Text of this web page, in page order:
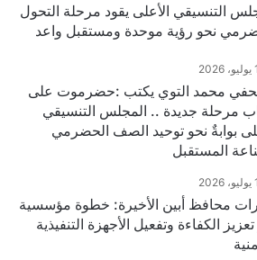
التنسيقي الأعلى يقود مرحلة التحول
نحو رؤية موحدة ومستقبل واعد
محمد التوي يكتب :حضرموت على
مرحلة جديدة .. المجلس التنسيقي
بوابةٌ نحو توحيد الصف الحضرمي
المستقبل
محافظ أبين الأخيرة: خطوة مؤسسية
الكفاءة وتفعيل الأجهزة التنفيذية